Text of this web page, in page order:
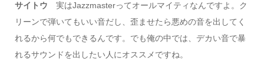
サイトウ 実はJazzmasterってオールマイティなんですよ。ク
リーンで弾いてもいい音だし、歪ませたら悪めの音を出してく
れるから何でもできるんです。でも俺の中では、デカい音で暴
れるサウンドを出したい人にオススメですね。